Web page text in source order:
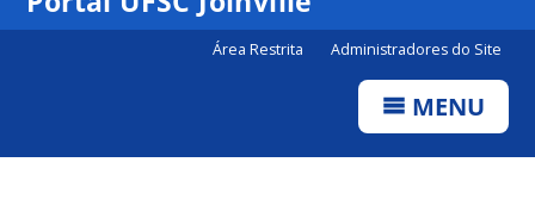
Área Restrita Administradores do Site
MENU